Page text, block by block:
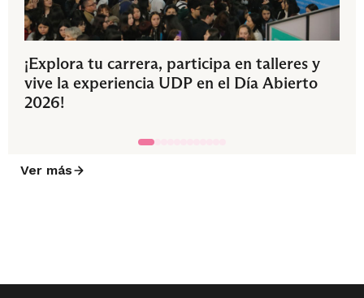
¡Explora tu carrera, participa en talleres y
vive la experiencia UDP en el Día Abierto
2026!
Ver más